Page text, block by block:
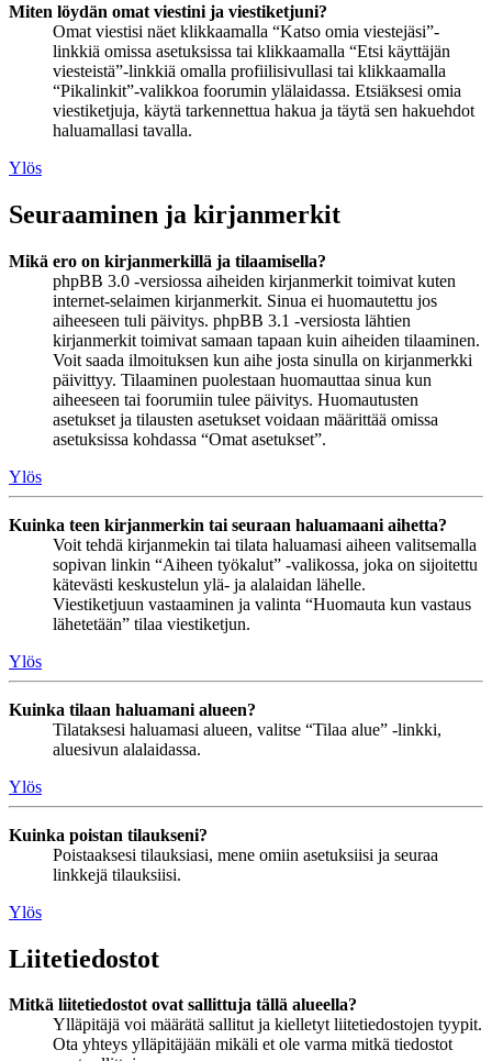
Miten löydän omat viestini ja viestiketjuni?
Omat viestisi näet klikkaamalla “Katso omia viestejäsi”-
linkkiä omissa asetuksissa tai klikkaamalla “Etsi käyttäjän
viesteistä”-linkkiä omalla profiilisivullasi tai klikkaamalla
“Pikalinkit”-valikkoa foorumin ylälaidassa. Etsiäksesi omia
viestiketjuja, käytä tarkennettua hakua ja täytä sen hakuehdot
haluamallasi tavalla.
Ylös
Seuraaminen ja kirjanmerkit
Mikä ero on kirjanmerkillä ja tilaamisella?
phpBB 3.0 -versiossa aiheiden kirjanmerkit toimivat kuten
internet-selaimen kirjanmerkit. Sinua ei huomautettu jos
aiheeseen tuli päivitys. phpBB 3.1 -versiosta lähtien
kirjanmerkit toimivat samaan tapaan kuin aiheiden tilaaminen.
Voit saada ilmoituksen kun aihe josta sinulla on kirjanmerkki
päivittyy. Tilaaminen puolestaan huomauttaa sinua kun
aiheeseen tai foorumiin tulee päivitys. Huomautusten
asetukset ja tilausten asetukset voidaan määrittää omissa
asetuksissa kohdassa “Omat asetukset”.
Ylös
Kuinka teen kirjanmerkin tai seuraan haluamaani aihetta?
Voit tehdä kirjanmekin tai tilata haluamasi aiheen valitsemalla
sopivan linkin “Aiheen työkalut” -valikossa, joka on sijoitettu
kätevästi keskustelun ylä- ja alalaidan lähelle.
Viestiketjuun vastaaminen ja valinta “Huomauta kun vastaus
lähetetään” tilaa viestiketjun.
Ylös
Kuinka tilaan haluamani alueen?
Tilataksesi haluamasi alueen, valitse “Tilaa alue” -linkki,
aluesivun alalaidassa.
Ylös
Kuinka poistan tilaukseni?
Poistaaksesi tilauksiasi, mene omiin asetuksiisi ja seuraa
linkkejä tilauksiisi.
Ylös
Liitetiedostot
Mitkä liitetiedostot ovat sallittuja tällä alueella?
Ylläpitäjä voi määrätä sallitut ja kielletyt liitetiedostojen tyypit.
Ota yhteys ylläpitäjään mikäli et ole varma mitkä tiedostot